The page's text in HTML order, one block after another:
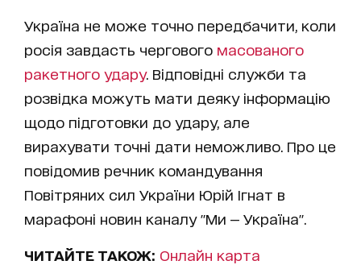
Україна не може точно передбачити, коли
росія завдасть чергового масованого
ракетного удару. Відповідні служби та
розвідка можуть мати деяку інформацію
щодо підготовки до удару, але
вирахувати точні дати неможливо. Про це
повідомив речник командування
Повітряних сил України Юрій Ігнат в
марафоні новин каналу "Ми — Україна".
ЧИТАЙТЕ ТАКОЖ: Онлайн карта